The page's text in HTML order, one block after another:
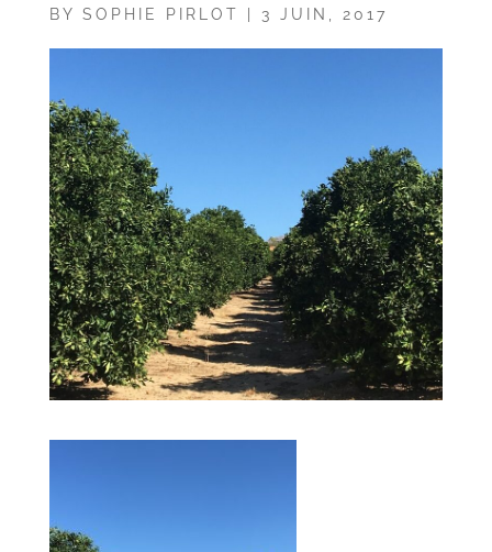
BY SOPHIE PIRLOT 3 JUIN, 2017